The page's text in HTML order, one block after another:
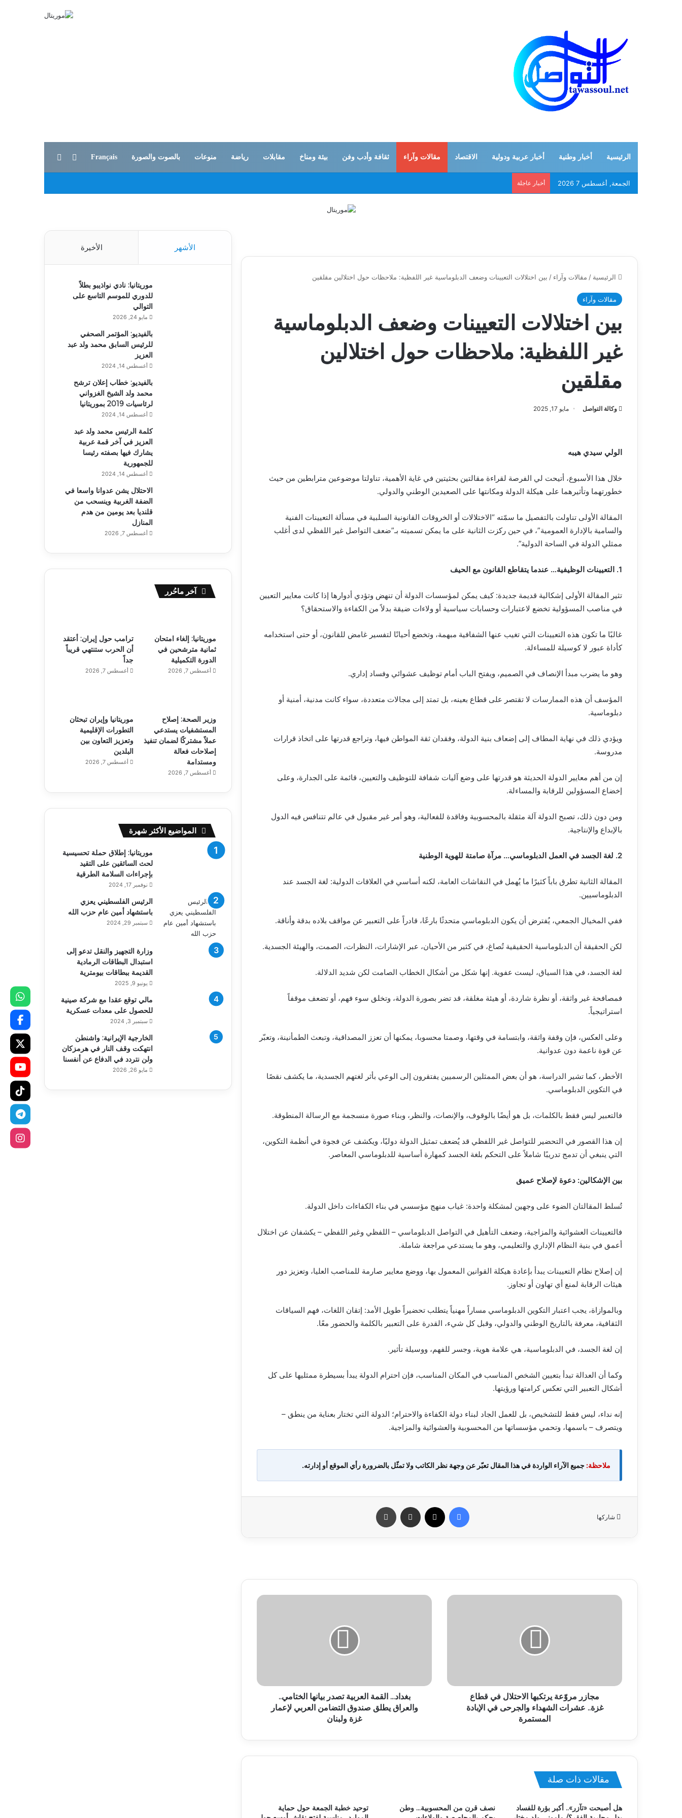
الرئيسية أخبار وطنية أخبار عربية ودولية الاقتصاد مقالات وآراء ثقافة وأدب وفن بيئة ومناخ مقابلات رياضة منوعات بالصوت والصورة Français الوضع المظلم
الجمعة, أغسطس 7 2026 أخبار عاجلة
الرئيسية / مقالات وآراء / بين اختلالات التعيينات وضعف الدبلوماسية غير اللفظية: ملاحظات حول اختلالين مقلقين
مقالات وآراء
بين اختلالات التعيينات وضعف الدبلوماسية
غير اللفظية: ملاحظات حول اختلالين
مقلقين
وكالة التواصل مايو 17, 2025
الولي سيدي هيبه
خلال هذا الأسبوع، أتيحت لي الفرصة لقراءة مقالتين بحثيتين في غاية الأهمية، تناولتا موضوعين مترابطين من حيث
خطورتهما وتأثيرهما على هيكلة الدولة ومكانتها على الصعيدين الوطني والدولي.
المقالة الأولى تناولت بالتفصيل ما سمّته “الاختلالات أو الخروقات القانونية السلبية في مسألة التعيينات الفنية
والسامية بالإدارة العمومية”، في حين ركزت الثانية على ما يمكن تسميته بـ”ضعف التواصل غير اللفظي لدى أغلب
ممثلي الدولة في الساحة الدولية”.
1. التعيينات الوظيفية… عندما يتقاطع القانون مع الحيف
تثير المقالة الأولى إشكالية قديمة جديدة: كيف يمكن لمؤسسات الدولة أن تنهض وتؤدي أدوارها إذا كانت معايير التعيين
في مناصب المسؤولية تخضع لاعتبارات وحسابات سياسية أو ولاءات ضيقة بدلاً من الكفاءة والاستحقاق؟
غالبًا ما تكون هذه التعيينات التي تغيب عنها الشفافية مبهمة، وتخضع أحيانًا لتفسير غامض للقانون، أو حتى استخدامه
كأداة عبور لا كوسيلة للمساءلة.
وهو ما يضرب مبدأ الإنصاف في الصميم، ويفتح الباب أمام توظيف عشوائي وفساد إداري.
المؤسف أن هذه الممارسات لا تقتصر على قطاع بعينه، بل تمتد إلى مجالات متعددة، سواء كانت مدنية، أمنية أو
دبلوماسية.
ويؤدي ذلك في نهاية المطاف إلى إضعاف بنية الدولة، وفقدان ثقة المواطن فيها، وتراجع قدرتها على اتخاذ قرارات
مدروسة.
إن من أهم معايير الدولة الحديثة هو قدرتها على وضع آليات شفافة للتوظيف والتعيين، قائمة على الجدارة، وعلى
إخضاع المسؤولين للرقابة والمساءلة.
ومن دون ذلك، تصبح الدولة آلة مثقلة بالمحسوبية وفاقدة للفعالية، وهو أمر غير مقبول في عالم تتنافس فيه الدول
بالإبداع والإنتاجية.
2. لغة الجسد في العمل الدبلوماسي… مرآة صامتة للهوية الوطنية
المقالة الثانية تطرق باباً كثيرًا ما يُهمل في النقاشات العامة، لكنه أساسي في العلاقات الدولية: لغة الجسد عند
الدبلوماسيين.
ففي المخيال الجمعي، يُفترض أن يكون الدبلوماسي متحدثًا بارعًا، قادراً على التعبير عن مواقف بلاده بدقة وأناقة.
لكن الحقيقة أن الدبلوماسية الحقيقية تُصاغ، في كثير من الأحيان، عبر الإشارات، النظرات، الصمت، والهيئة الجسدية.
لغة الجسد، في هذا السياق، ليست عفوية. إنها شكل من أشكال الخطاب الصامت لكن شديد الدلالة.
فمصافحة غير واثقة، أو نظرة شاردة، أو هيئة مغلقة، قد تضر بصورة الدولة، وتخلق سوء فهم، أو تضعف موقفاً
استراتيجياً.
وعلى العكس، فإن وقفة واثقة، وابتسامة في وقتها، وصمتا محسوبا، يمكنها أن تعزز المصداقية، وتبعث الطمأنينة، وتعبّر
عن قوة ناعمة دون عدوانية.
الأخطر، كما تشير الدراسة، هو أن بعض الممثلين الرسميين يفتقرون إلى الوعي بأثر لغتهم الجسدية، ما يكشف نقصًا
في التكوين الدبلوماسي.
فالتعبير ليس فقط بالكلمات، بل هو أيضًا بالوقوف، والإنصات، والنظر، وبناء صورة منسجمة مع الرسالة المنطوقة.
إن هذا القصور في التحضير للتواصل غير اللفظي قد يُضعف تمثيل الدولة دوليًا، ويكشف عن فجوة في أنظمة التكوين،
التي ينبغي أن تدمج تدريبًا شاملاً على التحكم بلغة الجسد كمهارة أساسية للدبلوماسي المعاصر.
بين الإشكالين: دعوة لإصلاح عميق
تُسلط المقالتان الضوء على وجهين لمشكلة واحدة: غياب منهج مؤسسي في بناء الكفاءات داخل الدولة.
فالتعيينات العشوائية والمزاجية، وضعف التأهيل في التواصل الدبلوماسي – اللفظي وغير اللفظي – يكشفان عن اختلال
أعمق في بنية النظام الإداري والتعليمي، وهو ما يستدعي مراجعة شاملة.
إن إصلاح نظام التعيينات يبدأ بإعادة هيكلة القوانين المعمول بها، ووضع معايير صارمة للمناصب العليا، وتعزيز دور
هيئات الرقابة لمنع أي تهاون أو تجاوز.
وبالموازاة، يجب اعتبار التكوين الدبلوماسي مساراً مهنياً يتطلب تحضيراً طويل الأمد: إتقان اللغات، فهم السياقات
الثقافية، معرفة بالتاريخ الوطني والدولي، وقبل كل شيء، القدرة على التعبير بالكلمة والحضور معًا.
إن لغة الجسد، في الدبلوماسية، هي علامة هوية، وجسر للفهم، ووسيلة تأثير.
وكما أن العدالة تبدأ بتعيين الشخص المناسب في المكان المناسب، فإن احترام الدولة يبدأ بسيطرة ممثليها على كل
أشكال التعبير التي تعكس كرامتها ورؤيتها.
إنه نداء، ليس فقط للتشخيص، بل للعمل الجاد لبناء دولة الكفاءة والاحترام؛ الدولة التي تختار بعناية من ينطق –
ويتصرف – باسمها، وتحمي مؤسساتها من المحسوبية والعشوائية والمزاجية.
ملاحظة: جميع الآراء الواردة في هذا المقال تعبّر عن وجهة نظر الكاتب ولا تمثّل بالضرورة رأي الموقع أو إدارته.
شاركها
فيسبوك مشاركة عبر البريد
مجازر مروّعة يرتكبها الاحتلال في قطاع
غزة.. عشرات الشهداء والجرحى في الإبادة
المستمرة
بغداد... القمة العربية تصدر بيانها الختامي..
والعراق يطلق صندوق التضامن العربي لإعمار
غزة ولبنان
مقالات ذات صلة
هل أصبحت «تآزر».. أكبر بؤرة للفساد
نصف قرن من المحسوبية… وطن
توحيد خطبة الجمعة حول حماية
الأشهر الأخيرة
موريتانيا: نادي نواذيبو بطلاً
للدوري للموسم التاسع على
التوالي
مايو 24, 2026
بالفيديو: المؤتمر الصحفي
للرئيس السابق محمد ولد عبد
العزيز
أغسطس 14, 2024
بالفيديو: خطاب إعلان ترشح
محمد ولد الشيخ الغزواني
لرئاسيات 2019 بموريتانيا
أغسطس 14, 2024
كلمة الرئيس محمد ولد عبد
العزيز في آخر قمة عربية
يشارك فيها بصفته رئيسا
للجمهورية
أغسطس 14, 2024
الاحتلال يشن عدوانا واسعا في
الضفة الغربية وينسحب من
قلنديا بعد يومين من هدم
المنازل
أغسطس 7, 2026
آخر ماحُرر
موريتانيا: إلغاء امتحان
ثمانية مترشحين في
الدورة التكميلية
أغسطس 7, 2026
ترامب حول إيران: أعتقد
أن الحرب ستنتهي قريباً
جداً
أغسطس 7, 2026
وزير الصحة: إصلاح
المستشفيات يستدعي
عملاً مشتركًا لضمان تنفيذ
إصلاحات فعالة
ومستدامة
أغسطس 7, 2026
موريتانيا وإيران تبحثان
التطورات الإقليمية
وتعزيز التعاون بين
البلدين
أغسطس 7, 2026
المواضيع الأكثر شهرة
موريتانيا: إطلاق حملة تحسيسية
لحث السائقين على التقيد
بإجراءات السلامة الطرقية
نوفمبر 17, 2024
الرئيس الفلسطيني يعزي
باستشهاد أمين عام حزب الله
سبتمبر 29, 2024
وزارة التجهيز والنقل تدعو إلى
استبدال البطاقات الرمادية
القديمة ببطاقات بيومترية
يونيو 9, 2025
مالي توقع عقدا مع شركة صينية
للحصول على معدات عسكرية
سبتمبر 3, 2024
الخارجية الإيرانية: واشنطن
انتهكت وقف النار في هرمزكان
ولن نتردد في الدفاع عن أنفسنا
مايو 26, 2026